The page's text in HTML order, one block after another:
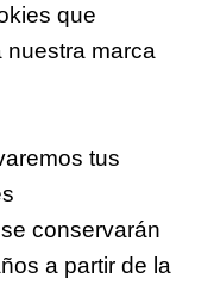
que
marca
tus
conservarán
a partir de la